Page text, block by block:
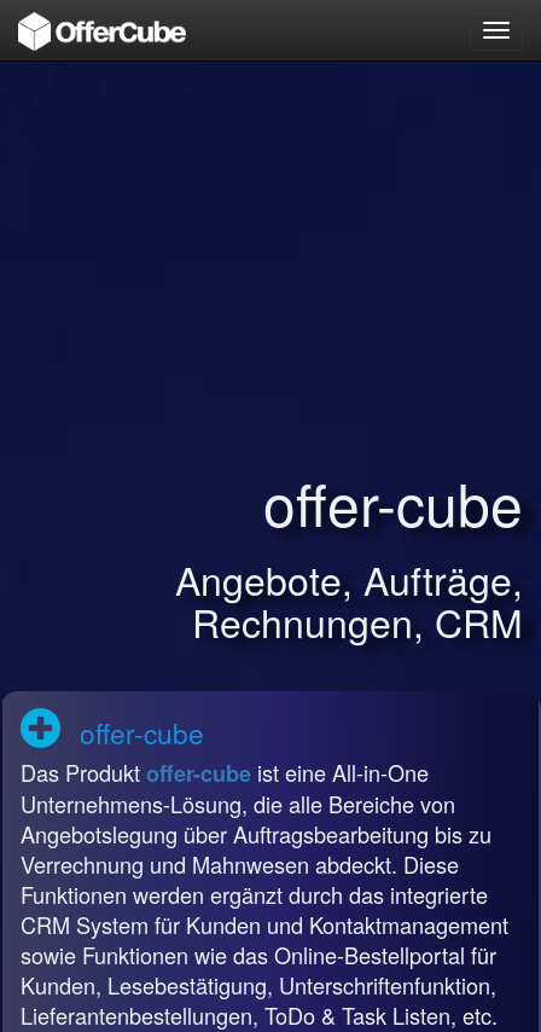
offer-cube
Angebote, Aufträge,
Rechnungen, CRM
offer-cube
Das Produktoffer-cube ist eine All-in-One
Unternehmens-Lösung, die alle Bereiche von
Angebotslegung über Auftragsbearbeitung bis zu
Verrechnung und Mahnwesen abdeckt. Diese
Funktionen werden ergänzt durch das integrierte
CRM System für Kunden und Kontaktmanagement
sowie Funktionen wie das Online-Bestellportal für
Kunden, Lesebestätigung, Unterschriftenfunktion,
Lieferantenbestellungen, ToDo & Task Listen, etc.